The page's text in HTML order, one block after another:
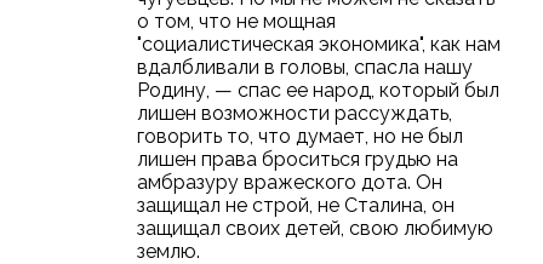
о том, что не мощная
"социалистическая экономика", как нам
вдалбливали в головы, спасла нашу
Родину, — спас ее народ, который был
лишен возможности рассуждать,
говорить то, что думает, но не был
лишен права броситься грудью на
амбразуру вражеского дота. Он
защищал не строй, не Сталина, он
защищал своих детей, свою любимую
землю.